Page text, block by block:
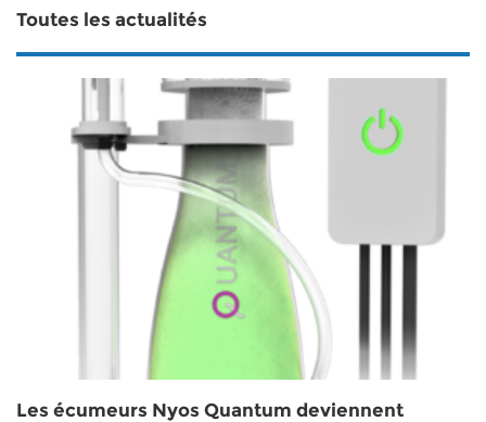
Toutes les actualités
Les écumeurs Nyos Quantum deviennent